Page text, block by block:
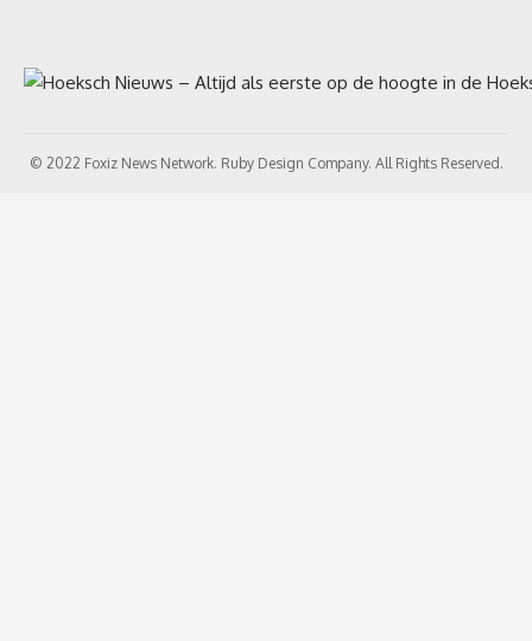
© 2022 Foxiz News Network. Ruby Design Company. All Rights Reserved.